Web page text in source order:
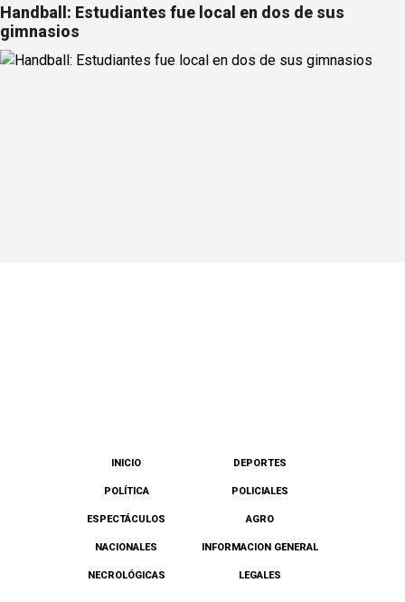
Handball: Estudiantes fue local en dos de sus
gimnasios
INICIO DEPORTES
POLÍTICA POLICIALES
ESPECTÁCULOS AGRO
NACIONALES INFORMACION GENERAL
NECROLÓGICAS LEGALES